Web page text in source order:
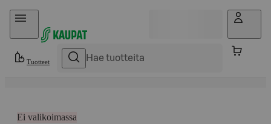
Hyppää sisältöön
Tuotteet
Ei valikoimassa